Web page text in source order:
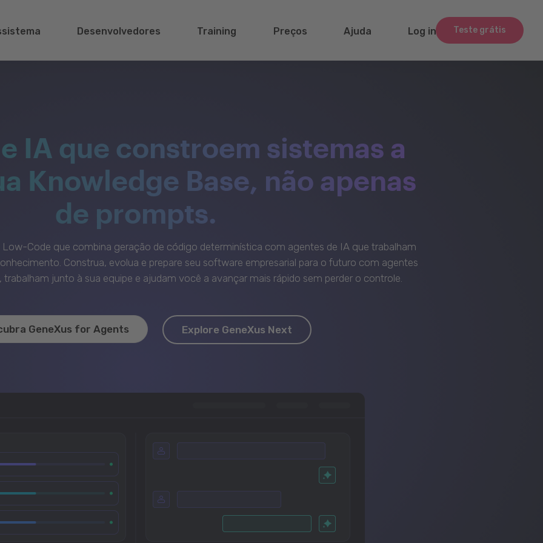
Teste grátis
Desenvolvedores Training Preços Ajuda Log in
IA que constroem sistemas a
Knowledge Base, não apenas
de prompts.
Code que combina geração de código determinística com agentes de IA que trabalham
Construa, evolua e prepare seu software empresarial para o futuro com agentes
junto à sua equipe e ajudam você a avançar mais rápido sem perder o controle.
GeneXus for Agents Explore GeneXus Next